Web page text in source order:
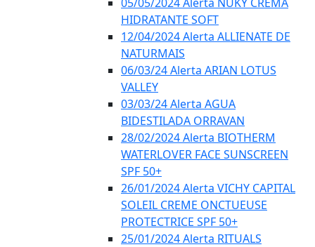
HIDRATANTE SOFT
12/04/2024 Alerta ALLIENATE DE
NATURMAIS
06/03/24 Alerta ARIAN LOTUS
VALLEY
03/03/24 Alerta AGUA
BIDESTILADA ORRAVAN
28/02/2024 Alerta BIOTHERM
WATERLOVER FACE SUNSCREEN
SPF 50+
26/01/2024 Alerta VICHY CAPITAL
SOLEIL CREME ONCTUEUSE
PROTECTRICE SPF 50+
25/01/2024 Alerta RITUALS